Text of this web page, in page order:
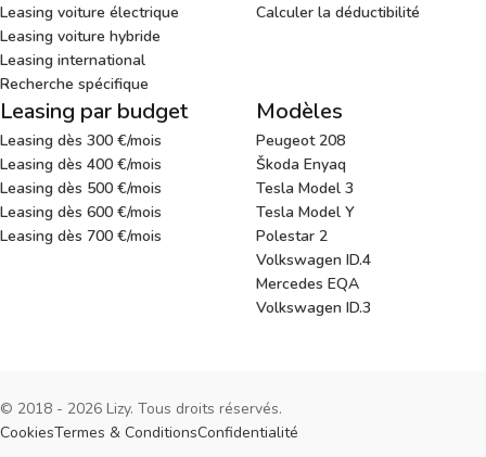
Leasing voiture électrique
Leasing voiture hybride
Leasing international
Recherche spécifique
Calculer la déductibilité
Leasing par budget
Leasing dès 300 €/mois
Leasing dès 400 €/mois
Leasing dès 500 €/mois
Leasing dès 600 €/mois
Leasing dès 700 €/mois
Modèles
Peugeot 208
Škoda Enyaq
Tesla Model 3
Tesla Model Y
Polestar 2
Volkswagen ID.4
Mercedes EQA
Volkswagen ID.3
© 2018 - 2026 Lizy. Tous droits réservés.
CookiesTermes & ConditionsConfidentialité